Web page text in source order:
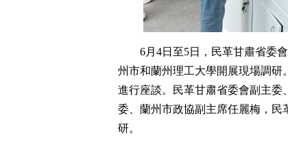
6月4日至5日，民革甘肅省委
州市和蘭州理工大學開展現場調
進行座談。民革甘肅省委會副主
委、蘭州市政協副主席任麗梅，民
研。